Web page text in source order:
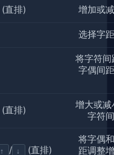
(直排) 增加或
选择字
将字符
字偶间
(直排)
增大或
字符
↑ / ↓ (直排)
将字偶
距调整